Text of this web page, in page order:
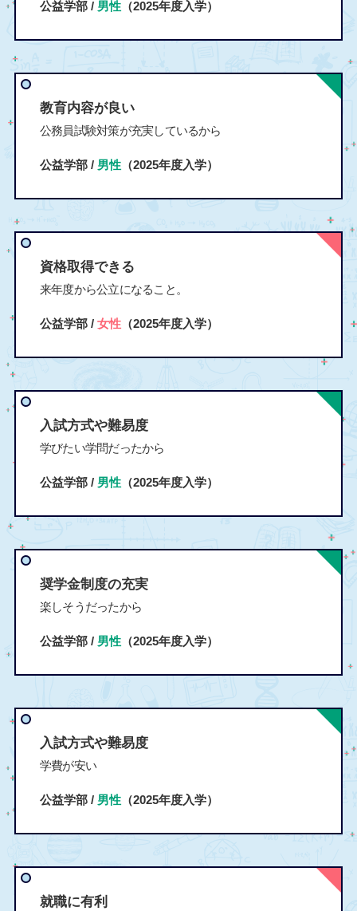
公益学部 / 男性（2025年度入学）
教育内容が良い
公務員試験対策が充実しているから
公益学部 / 男性（2025年度入学）
資格取得できる
来年度から公立になること。
公益学部 / 女性（2025年度入学）
入試方式や難易度
学びたい学問だったから
公益学部 / 男性（2025年度入学）
奨学金制度の充実
楽しそうだったから
公益学部 / 男性（2025年度入学）
入試方式や難易度
学費が安い
公益学部 / 男性（2025年度入学）
就職に有利